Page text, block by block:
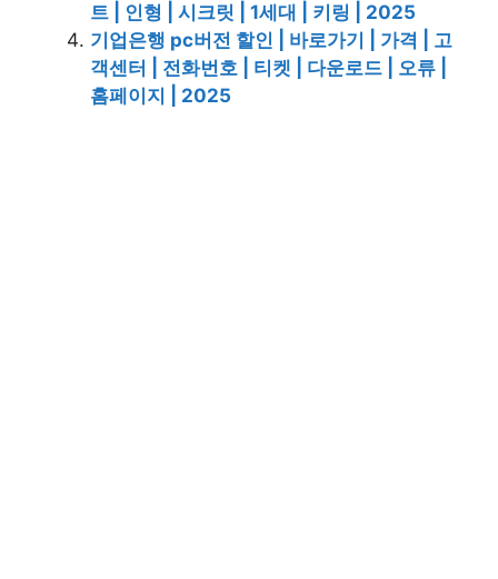
트 | 인형 | 시크릿 | 1세대 | 키링 | 2025
기업은행 pc버전 할인 | 바로가기 | 가격 | 고
객센터 | 전화번호 | 티켓 | 다운로드 | 오류 |
홈페이지 | 2025